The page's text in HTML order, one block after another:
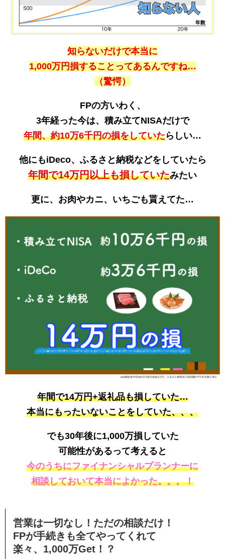
知らないだけで本当に
1,000万円損することってあるんですね…
（驚愕）
FPの方いわく、
3年経った今は、積み立てNISAだけで
年間、約10万6千円の損をしていたらしい…
他にもiDeco、ふるさと納税などをしていたら
年間で14万円以上も損していたみたい
更に、お肉やカニ、いちごも貰えてた…
年間で14万円+返礼品も損していた…
本当にもったいないことをしていた、、、
でも30年後に1,000万損していた
可能性があるって考えると
今のうちにファイナンシャルプランナーに
相談しておいて本当によかった。。。！
営業は一切なし！ただの相談だけ！
FPが手続きも全てやってくれて
楽々、1,000万Get！？